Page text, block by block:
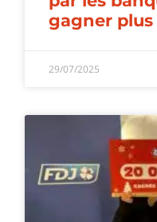
gagner plus
29/07/2025